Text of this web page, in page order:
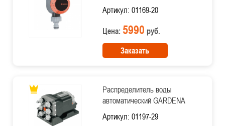
Артикул: 01169-20
Цена: 5990 руб.
Заказать
Распределитель воды
aвтоматический GARDENA
Артикул: 01197-29